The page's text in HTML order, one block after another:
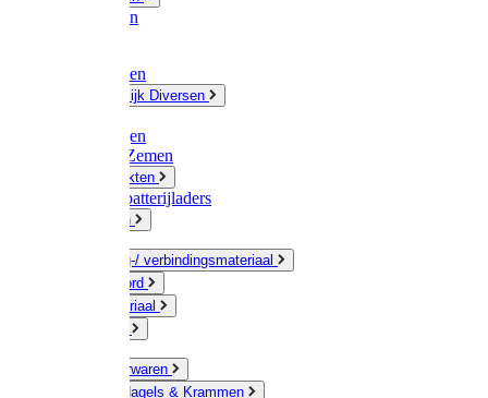
Chemicalien
Plasticzakken
Huishoudelijk Diversen
Zaksluitingen
Sponzen / Zemen
Zeepprodukten
Batterij & batterijladers
Zaklampen
Verpakking-/ verbindingsmateriaal
Touw / Koord
Afdekmateriaal
Kleine ijzerwaren
Spijkers, Nagels & Krammen